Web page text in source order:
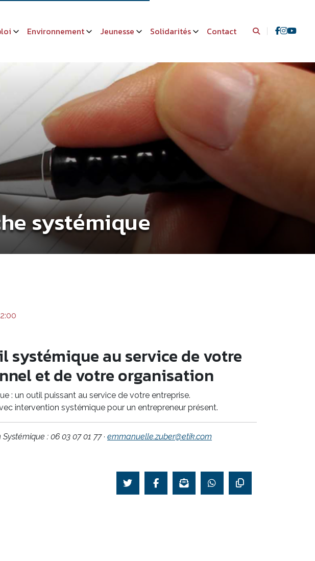
Environnement Jeunesse Solidarités Contact
systémique
systémique au service de votre
et de votre organisation
: un outil puissant au service de votre entreprise.
intervention systémique pour un entrepreneur présent.
: 06 03 07 01 77 · emmanuelle.zuber@etik.com